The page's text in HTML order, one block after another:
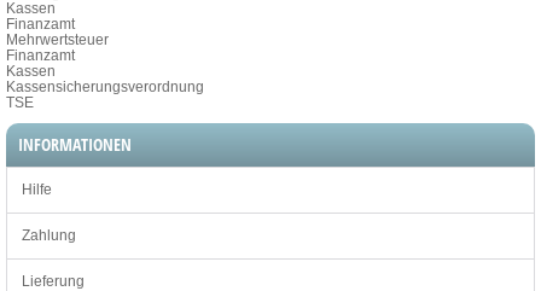
Kassen
Finanzamt
Mehrwertsteuer
Finanzamt
Kassen
Kassensicherungsverordnung
TSE
INFORMATIONEN
Hilfe
Zahlung
Lieferung